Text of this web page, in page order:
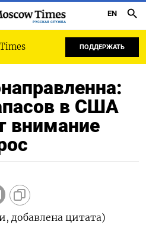
РУССКАЯ СЛУЖБА
EN
ПОДДЕРЖАТЬ
в США
внимание
добавлена цитата)